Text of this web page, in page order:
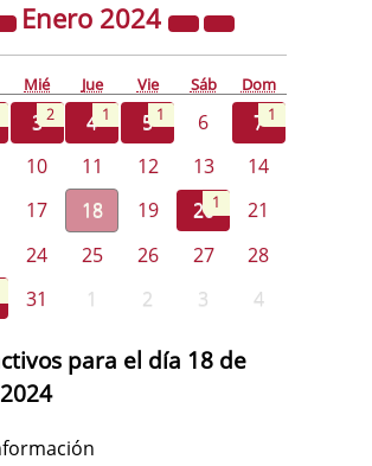
Enero 2024
Mié Jue Vie Sáb Dom
32 4 1 5 1 6 7 1
10 11 12 13
14
17 18 19 201
21
24 25 26 27
28
31 1 2 3 4
para el día 18 de